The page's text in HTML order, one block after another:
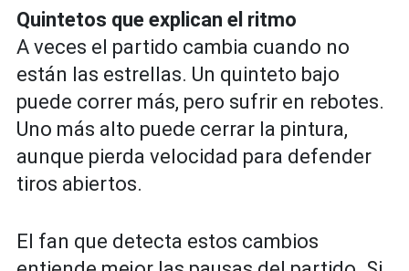
Quintetos que explican el ritmo
A veces el partido cambia cuando no
están las estrellas. Un quinteto bajo
puede correr más, pero sufrir en rebotes.
Uno más alto puede cerrar la pintura,
aunque pierda velocidad para defender
tiros abiertos.
El fan que detecta estos cambios